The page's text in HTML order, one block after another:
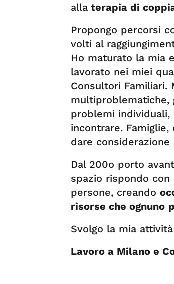
alla terapia di
Propongo percorsi
volti al
Ho maturato la mia
lavorato nei miei
Consultori Familiari.
multiproblematiche,
problemi
incontrare.
dare considerazione
Dal 200o porto
spazio rispondo
persone, creando
risorse che ognuno
Svolgo la mia
Lavoro a Milano e